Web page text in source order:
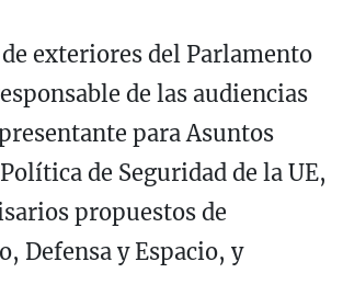
exteriores del Parlamento
de las audiencias
para Asuntos
de Seguridad de la UE,
propuestos de
Defensa y Espacio, y